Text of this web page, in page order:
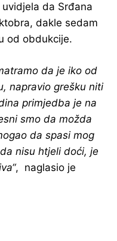
da Srđana
dakle sedam
od obdukcije.
da je iko od
napravio grešku niti
primjedba je na
smo da možda
da spasi mog
nisu htjeli doći, je
, naglasio je